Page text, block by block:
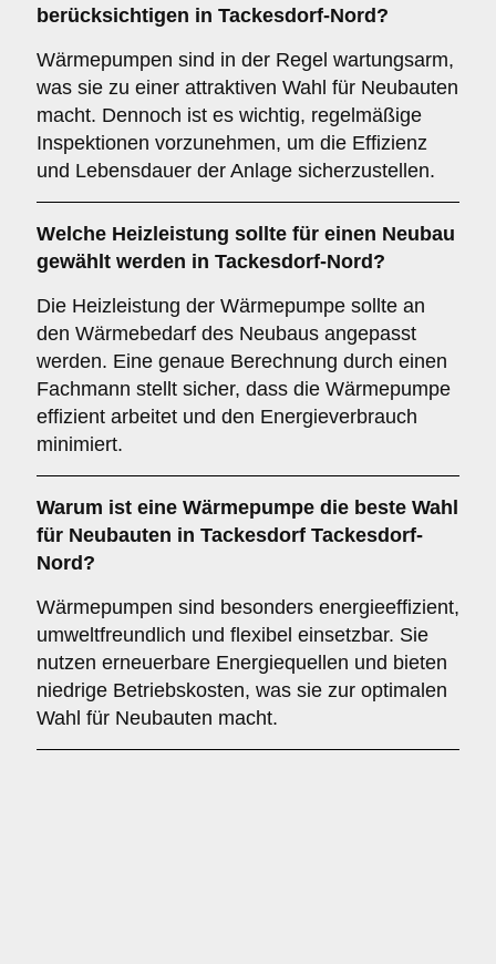
berücksichtigen in Tackesdorf-Nord?
Wärmepumpen sind in der Regel wartungsarm,
was sie zu einer attraktiven Wahl für Neubauten
macht. Dennoch ist es wichtig, regelmäßige
Inspektionen vorzunehmen, um die Effizienz
und Lebensdauer der Anlage sicherzustellen.
Welche Heizleistung sollte für einen Neubau
gewählt werden in Tackesdorf-Nord?
Die Heizleistung der Wärmepumpe sollte an
den Wärmebedarf des Neubaus angepasst
werden. Eine genaue Berechnung durch einen
Fachmann stellt sicher, dass die Wärmepumpe
effizient arbeitet und den Energieverbrauch
minimiert.
Warum ist eine Wärmepumpe die beste Wahl
für Neubauten in Tackesdorf Tackesdorf-
Nord?
Wärmepumpen sind besonders energieeffizient,
umweltfreundlich und flexibel einsetzbar. Sie
nutzen erneuerbare Energiequellen und bieten
niedrige Betriebskosten, was sie zur optimalen
Wahl für Neubauten macht.